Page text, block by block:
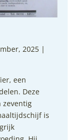
2025 |
een
Deze
zeventig
is